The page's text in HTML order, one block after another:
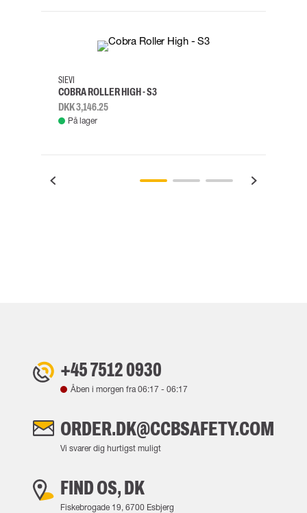
38
SIEVI
COBRA ROLLER HIGH - S3
DKK 3,146.25
På lager
+45 7512 0930
Åben i morgen fra06:17 - 06:17
ORDER.DK@CCBSAFETY.COM
Vi svarer dig hurtigst muligt
FIND OS, DK
Fiskebrogade 19, 6700 Esbjerg